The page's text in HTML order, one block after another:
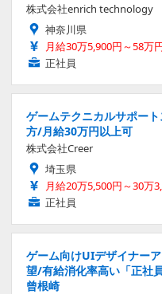
株式会社enrich technology
神奈川県
月給30万5,900円～58万
正社員
ゲームテクニカルサポー
方/月給30万円以上可
株式会社Creer
埼玉県
月給20万5,500円～30万
正社員
ゲーム向けUIデザイナー
望/有給消化率高い「正社
曾根崎